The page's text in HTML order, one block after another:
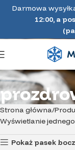
Darmowa
12:00, a
Strona główna
Wyświetlanie
Pokaż pasek